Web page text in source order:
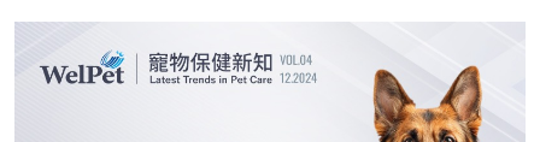
式，能幫助飼主更好地照顧毛孩的健康，讓牠們
早日康復！